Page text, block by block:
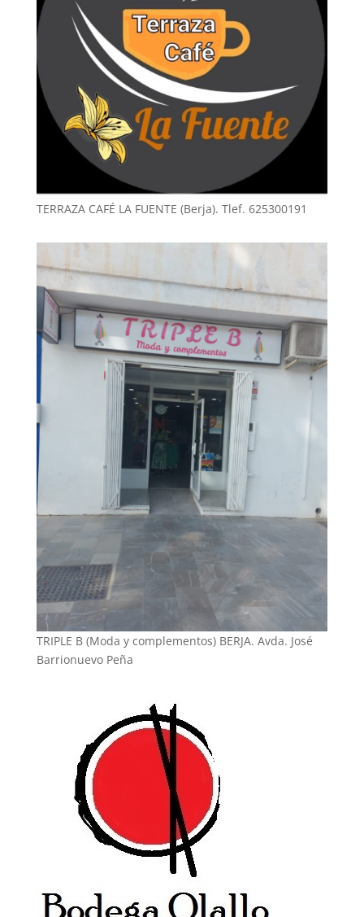
TERRAZA CAFÉ LA FUENTE (Berja). Tlef. 625300191
TRIPLE B (Moda y complementos) BERJA. Avda. José
Barrionuevo Peña